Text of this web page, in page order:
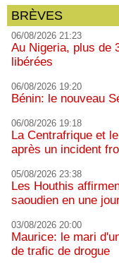
BRÈVES
06/08/2026 21:23
Au Nigeria, plus de
libérées
06/08/2026 19:20
Bénin: le nouveau
06/08/2026 19:18
La Centrafrique et
après un incident
05/08/2026 23:38
Les Houthis
saoudien en une
03/08/2026 20:00
Maurice: le mari
de trafic de drogue